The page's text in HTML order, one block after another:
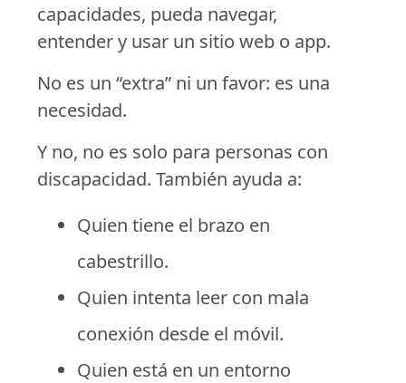
capacidades, pueda navegar,
entender y usar un sitio web o app.
No es un “extra” ni un favor: es una
necesidad.
Y no, no es solo para personas con
discapacidad. También ayuda a:
Quien tiene el brazo en
cabestrillo.
Quien intenta leer con mala
conexión desde el móvil.
Quien está en un entorno